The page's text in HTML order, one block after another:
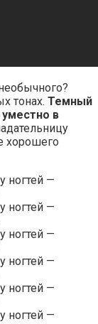
тонах. Темный
в
хорошего